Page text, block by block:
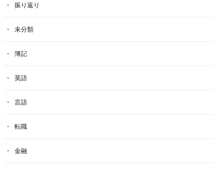
振り返り
未分類
簿記
英語
言語
転職
金融